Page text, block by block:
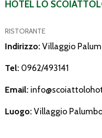
HOTEL LO
RISTORANTE
Indirizzo:Villaggio
Tel: 0962/493141
Email:
Luogo:Villaggio